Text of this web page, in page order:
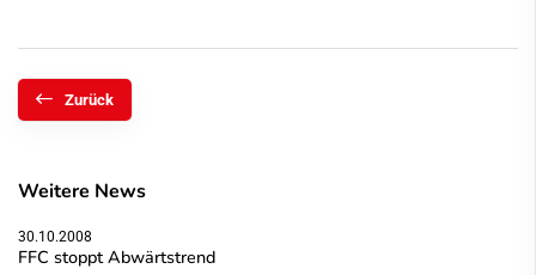
Zurück
Weitere News
30.10.2008
FFC stoppt Abwärtstrend